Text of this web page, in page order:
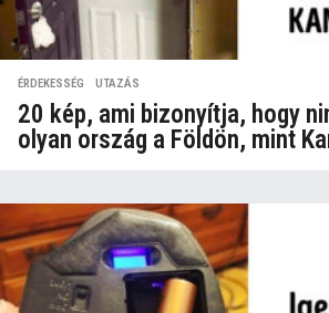
ÉRDEKESSÉG ,UTAZÁS
20 kép, ami bizonyítja, hogy
olyan ország a Földön, mint